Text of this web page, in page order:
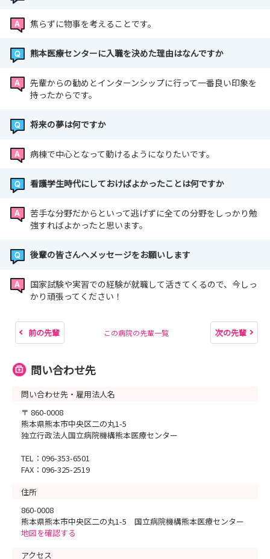
焦らずに物事を考えることです。
熊本医療センターに入職を決めた理由はなんですか
先輩からの勧めとインターンシップに行って一番良い印象を
持ったからです。
将来の夢は何ですか
病棟で中心となって動けるようになりたいです。
看護学生時代にしておけばよかったことは何ですか
苦手な分野だからといって逃げずに全ての分野をしっかり勉
強すればよかったと思います。
後輩の皆さんへメッセージをお願いします
国家試験や実習での経験が就職して活きてくるので、今しっ
かり頑張ってください！
前の先輩 この病院の先輩一覧 次の先輩
問い合わせ先
問い合わせ先・雇用法人名
〒 860-0008
熊本県熊本市中央区二の丸1-5
独立行政法人国立病院機構熊本医療センター
TEL：096-353-6501
FAX：096-325-2519
住所
860-0008
熊本県熊本市中央区二の丸1-5 国立病院機構熊本医療センター
地図を確認する
アクセス